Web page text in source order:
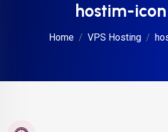
hostim-
Home VPS Hosting